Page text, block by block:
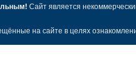
Сайт является
на сайте в целях